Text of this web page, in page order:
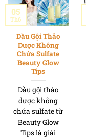
Dầu Gội Thảo
Dược Không
Chứa Sulfate
Beauty Glow
Tips
Dầu gội thảo
dược không
chứa sulfate từ
Beauty Glow
Tips là giải
05
Th6